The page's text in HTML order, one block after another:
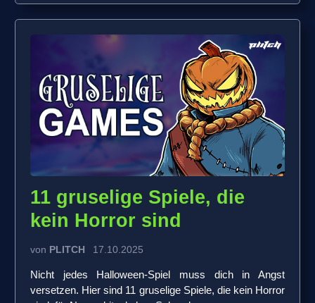
11 gruselige Spiele, die
kein Horror sind
von PLITCH 17.10.2025
Nicht jedes Halloween-Spiel muss dich in Angst
versetzen. Hier sind 11 gruselige Spiele, die kein Horror